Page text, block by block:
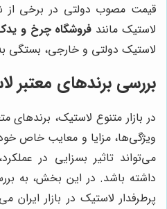
قیمت مصوب دولتی در برخی از
لاستیک مانند فروشگاه چرخ و
لاستیک دولتی و خارجی، بستگی
بررسی برندهای معتبر
در بازار متنوع لاستیک،
ویژگی‌ها، مزایا و معایب خاص
می‌تواند تاثیر بسزایی در
داشته باشد. در این بخش، به
پرطرفدار لاستیک در بازار ایران